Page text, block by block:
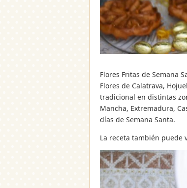
Flores Fritas de Semana
Flores de Calatrava,
tradicional en distintas
Mancha, Extremadura,
días de Semana Santa.
La receta también